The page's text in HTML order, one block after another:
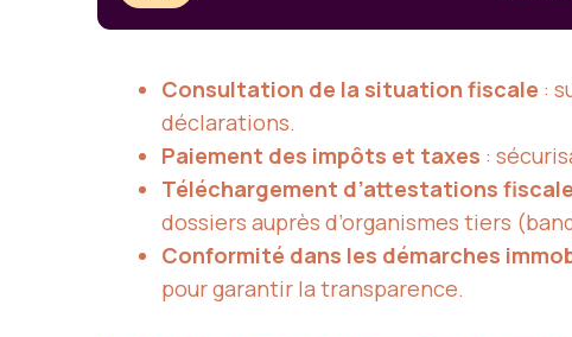
Consultation de la situation fiscale :
déclarations.
Paiement des impôts et taxes :
Téléchargement d’attestations
dossiers auprès d’organismes tiers
Conformité dans les démarches
pour garantir la transparence.